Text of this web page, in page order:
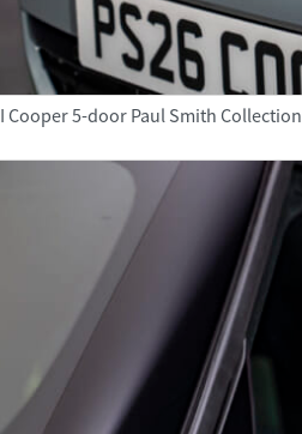
Cooper 5-door Paul Smith Collection